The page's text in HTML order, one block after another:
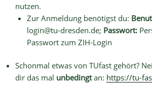
nutzen.
Zur Anmeldung benötigst du:
login@tu-dresden.de; Passwort:
Passwort zum ZIH-Login
Schonmal etwas von TUfast gehört?
dir das mal unbedingtan: https://tu-